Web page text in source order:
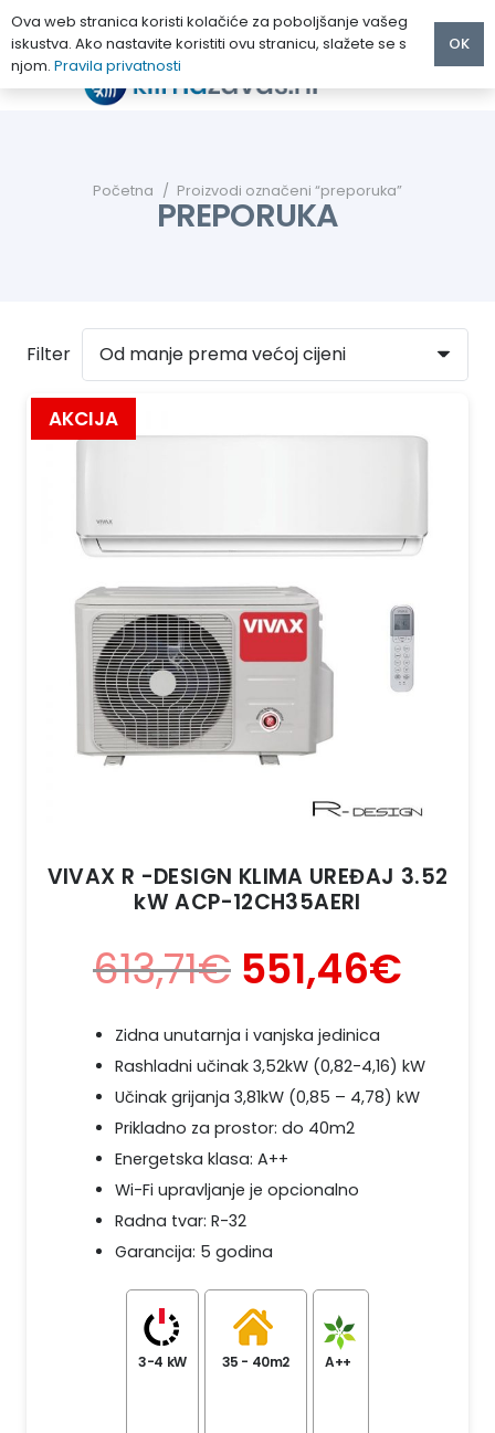
Početna / Proizvodi označeni “preporuka”
PREPORUKA
Filter
AKCIJA
VIVAX R -DESIGN KLIMA UREĐAJ 3.52
kW ACP-12CH35AERI
613,71€ 551,46€
Zidna unutarnja i vanjska jedinica
Rashladni učinak 3,52kW (0,82-4,16) kW
Učinak grijanja 3,81kW (0,85 – 4,78) kW
Prikladno za prostor: do 40m2
Energetska klasa: A++
Wi-Fi upravljanje je opcionalno
Radna tvar: R-32
Garancija: 5 godina
3-4 kW 35 - 40m2 A++
Ova web stranica koristi kolačiće za poboljšanje vašeg
iskustva. Ako nastavite koristiti ovu stranicu, slažete se s
njom. Pravila privatnosti
OK